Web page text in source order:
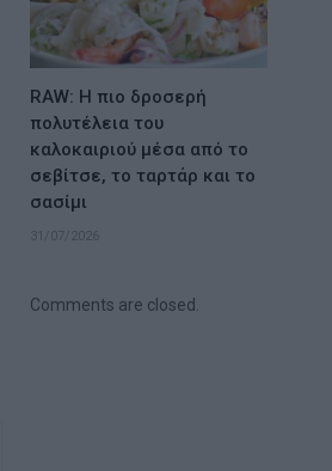
RAW: Η πιο δροσερή
πολυτέλεια του
καλοκαιριού μέσα από το
σεβίτσε, το ταρτάρ και το
σασίμι
31/07/2026
Comments are closed.